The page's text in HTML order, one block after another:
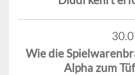
Wie die
Alpha zum